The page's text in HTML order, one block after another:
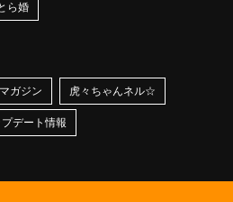
ら婚
ガジン 虎々ちゃんネル☆
デート情報